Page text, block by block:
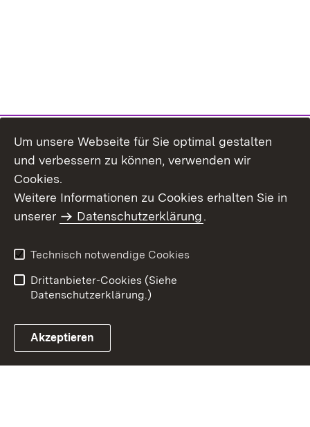
Benutzungshinweise
Erklärung zur
Um unsere Webseite für Sie optimal gestalten
und verbessern zu können, verwenden wir
Cookies.
Weitere Informationen zu Cookies erhalten Sie in
unserer
Datenschutzerklärung.
Technisch notwendige Cookies
Drittanbieter-Cookies (Siehe
Datenschutzerklärung.)
Akzeptieren